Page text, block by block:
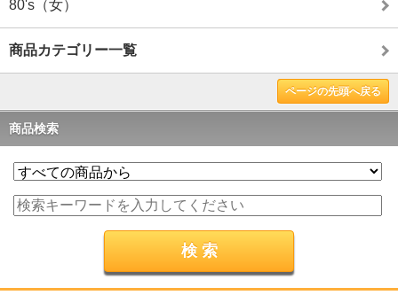
80's（女）
商品カテゴリー一覧
ページの先頭へ戻る
商品検索